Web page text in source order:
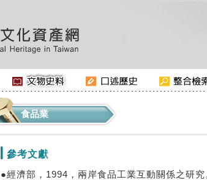
食品業
參考文獻
●經濟部，1994，兩岸食品工業互動關係之研究